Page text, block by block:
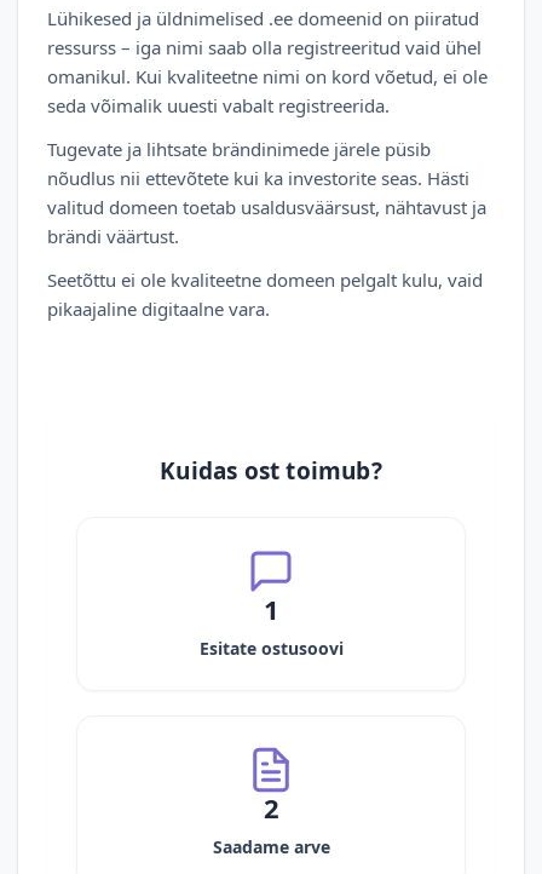
Lühikesed ja üldnimelised .ee domeenid on piiratud
ressurss – iga nimi saab olla registreeritud vaid ühel
omanikul. Kui kvaliteetne nimi on kord võetud, ei ole
seda võimalik uuesti vabalt registreerida.
Tugevate ja lihtsate brändinimede järele püsib
nõudlus nii ettevõtete kui ka investorite seas. Hästi
valitud domeen toetab usaldusväärsust, nähtavust ja
brändi väärtust.
Seetõttu ei ole kvaliteetne domeen pelgalt kulu, vaid
pikaajaline digitaalne vara.
Kuidas ost toimub?
1
Esitate ostusoovi
2
Saadame arve